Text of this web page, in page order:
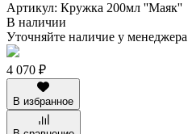
Артикул: Кружка 200мл ''Маяк''
В наличии
Уточняйте наличие у менеджера
4 070 ₽
В избранное